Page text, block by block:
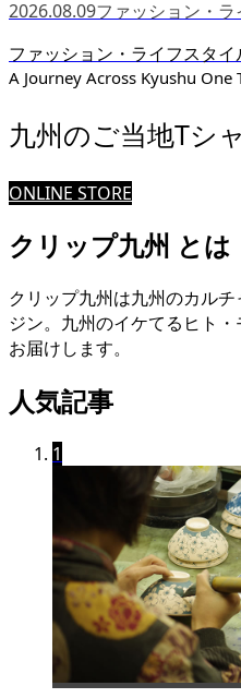
2026.08.09ファッション・
ファッション・ライフスタイ
A Journey Across Kyushu One
九州のご当地Tシ
ONLINE STORE
クリップ九州 とは
クリップ九州は九州のカル
ジン。九州のイケてるヒト
お届けします。
人気記事
1